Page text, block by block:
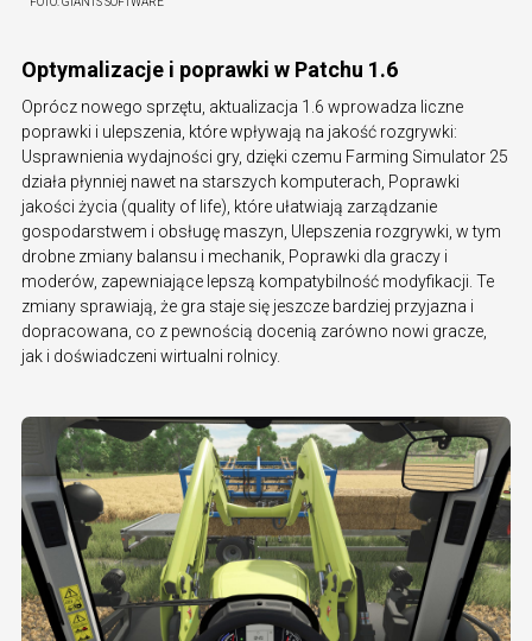
Optymalizacje i poprawki w Patchu 1.6
Oprócz nowego sprzętu, aktualizacja 1.6 wprowadza liczne
poprawki i ulepszenia, które wpływają na jakość rozgrywki:
Usprawnienia wydajności gry, dzięki czemu Farming Simulator 25
działa płynniej nawet na starszych komputerach, Poprawki
jakości życia (quality of life), które ułatwiają zarządzanie
gospodarstwem i obsługę maszyn, Ulepszenia rozgrywki, w tym
drobne zmiany balansu i mechanik, Poprawki dla graczy i
moderów, zapewniające lepszą kompatybilność modyfikacji. Te
zmiany sprawiają, że gra staje się jeszcze bardziej przyjazna i
dopracowana, co z pewnością docenią zarówno nowi gracze,
jak i doświadczeni wirtualni rolnicy.